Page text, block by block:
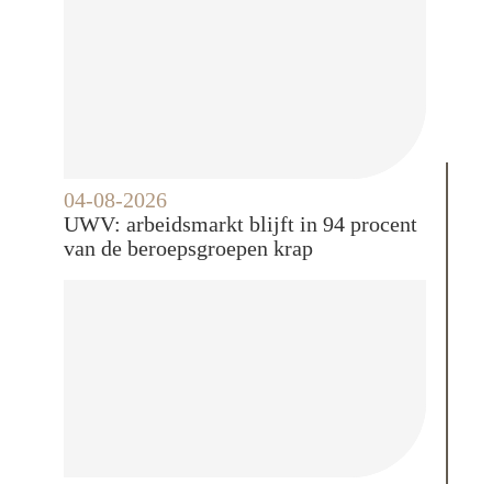
04-08-2026
UWV: arbeidsmarkt blijft in 94 procent
van de beroepsgroepen krap